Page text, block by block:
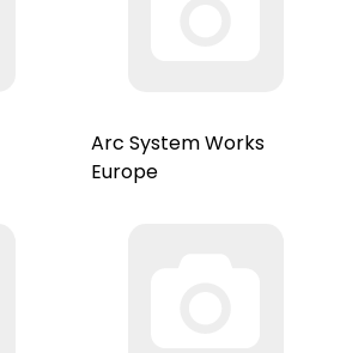
Arc System Works
Europe